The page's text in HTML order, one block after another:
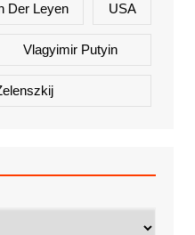
Der Leyen USA
Vlagyimir Putyin